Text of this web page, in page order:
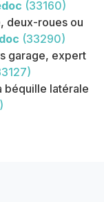
(33160)
deux-roues ou
(33290)
garage, expert
béquille latérale